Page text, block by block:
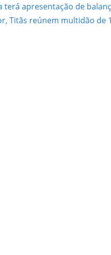
terá apresentação de
Titãs reúnem multidão de